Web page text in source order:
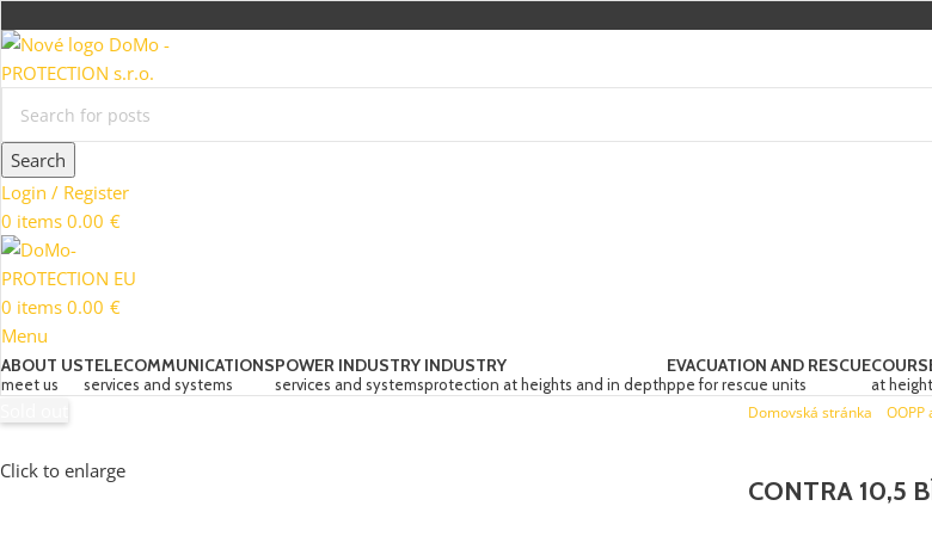
Search
Login / Register
0 items 0.00 €
0 items 0.00 €
Menu
ABOUT US
meet us
TELECOMMUNICATIONS
services and systems
POWER INDUSTRY
services and systems
INDUSTRY
protection at heights and in depth
EVACUATION AND RESCUE
ppe for rescue units at
Click to enlarge
Domovská stránka
CONTRA 10,5